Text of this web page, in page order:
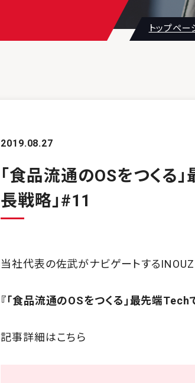
トップペー
2019.08.27
「食品流通のOSをつくる
長戦略」#11
当社代表の佐武がナビゲートする
『「食品流通のOSをつくる」最先端
記事詳細はこちら